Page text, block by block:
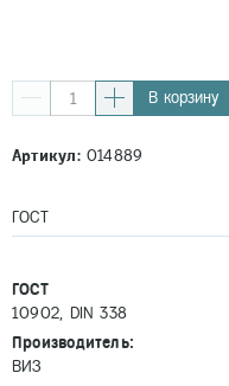
В корзину
Артикул:014889
ГОСТ
ГОСТ
10902, DIN 338
Производитель:
ВИЗ